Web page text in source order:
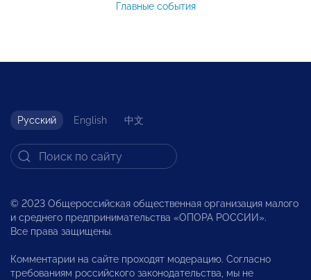
Главные события
Русский English 中文
© 2023 Общероссийская общественная организация малого
и среднего предпринимательства «ОПОРА РОССИИ».
Все права защищены.
Комментарии на сайте проходят модерацию. Согласно
требованиям российского законодательства, мы не